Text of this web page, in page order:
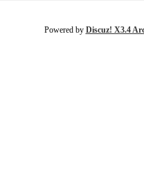
Powered by Discuz! X3.4